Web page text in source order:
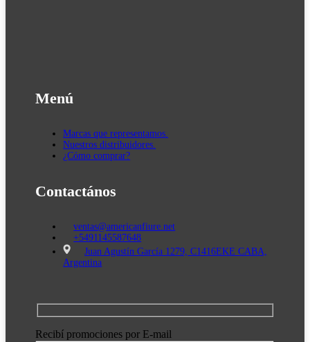
Menú
Marcas que representamos.
Nuestros distribuidores.
¿Cómo comprar?
Contactános
ventas@americanfiure.net
+5491145587648
Juan Agustín García 1279, C1416EKE CABA,
Argentina
Recibí promociones por E-mail